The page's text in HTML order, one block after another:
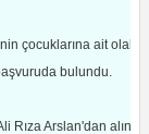
çocuklarına ait
bulundu.
Rıza Arslan'dan